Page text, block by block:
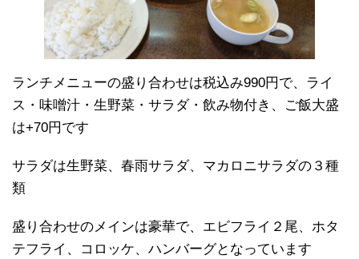
ランチメニューの盛り合わせは税込み990円で、ライ
ス・味噌汁・生野菜・サラダ・飲み物付き、ご飯大盛
は+70円です
サラダは生野菜、春雨サラダ、マカロニサラダの３種
類
盛り合わせのメインは豪華で、エビフライ２尾、ホタ
テフライ、コロッケ、ハンバーグとなっています